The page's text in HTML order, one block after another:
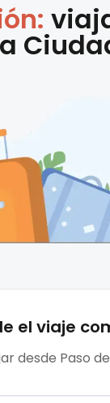
a
el viaje
desde Paso